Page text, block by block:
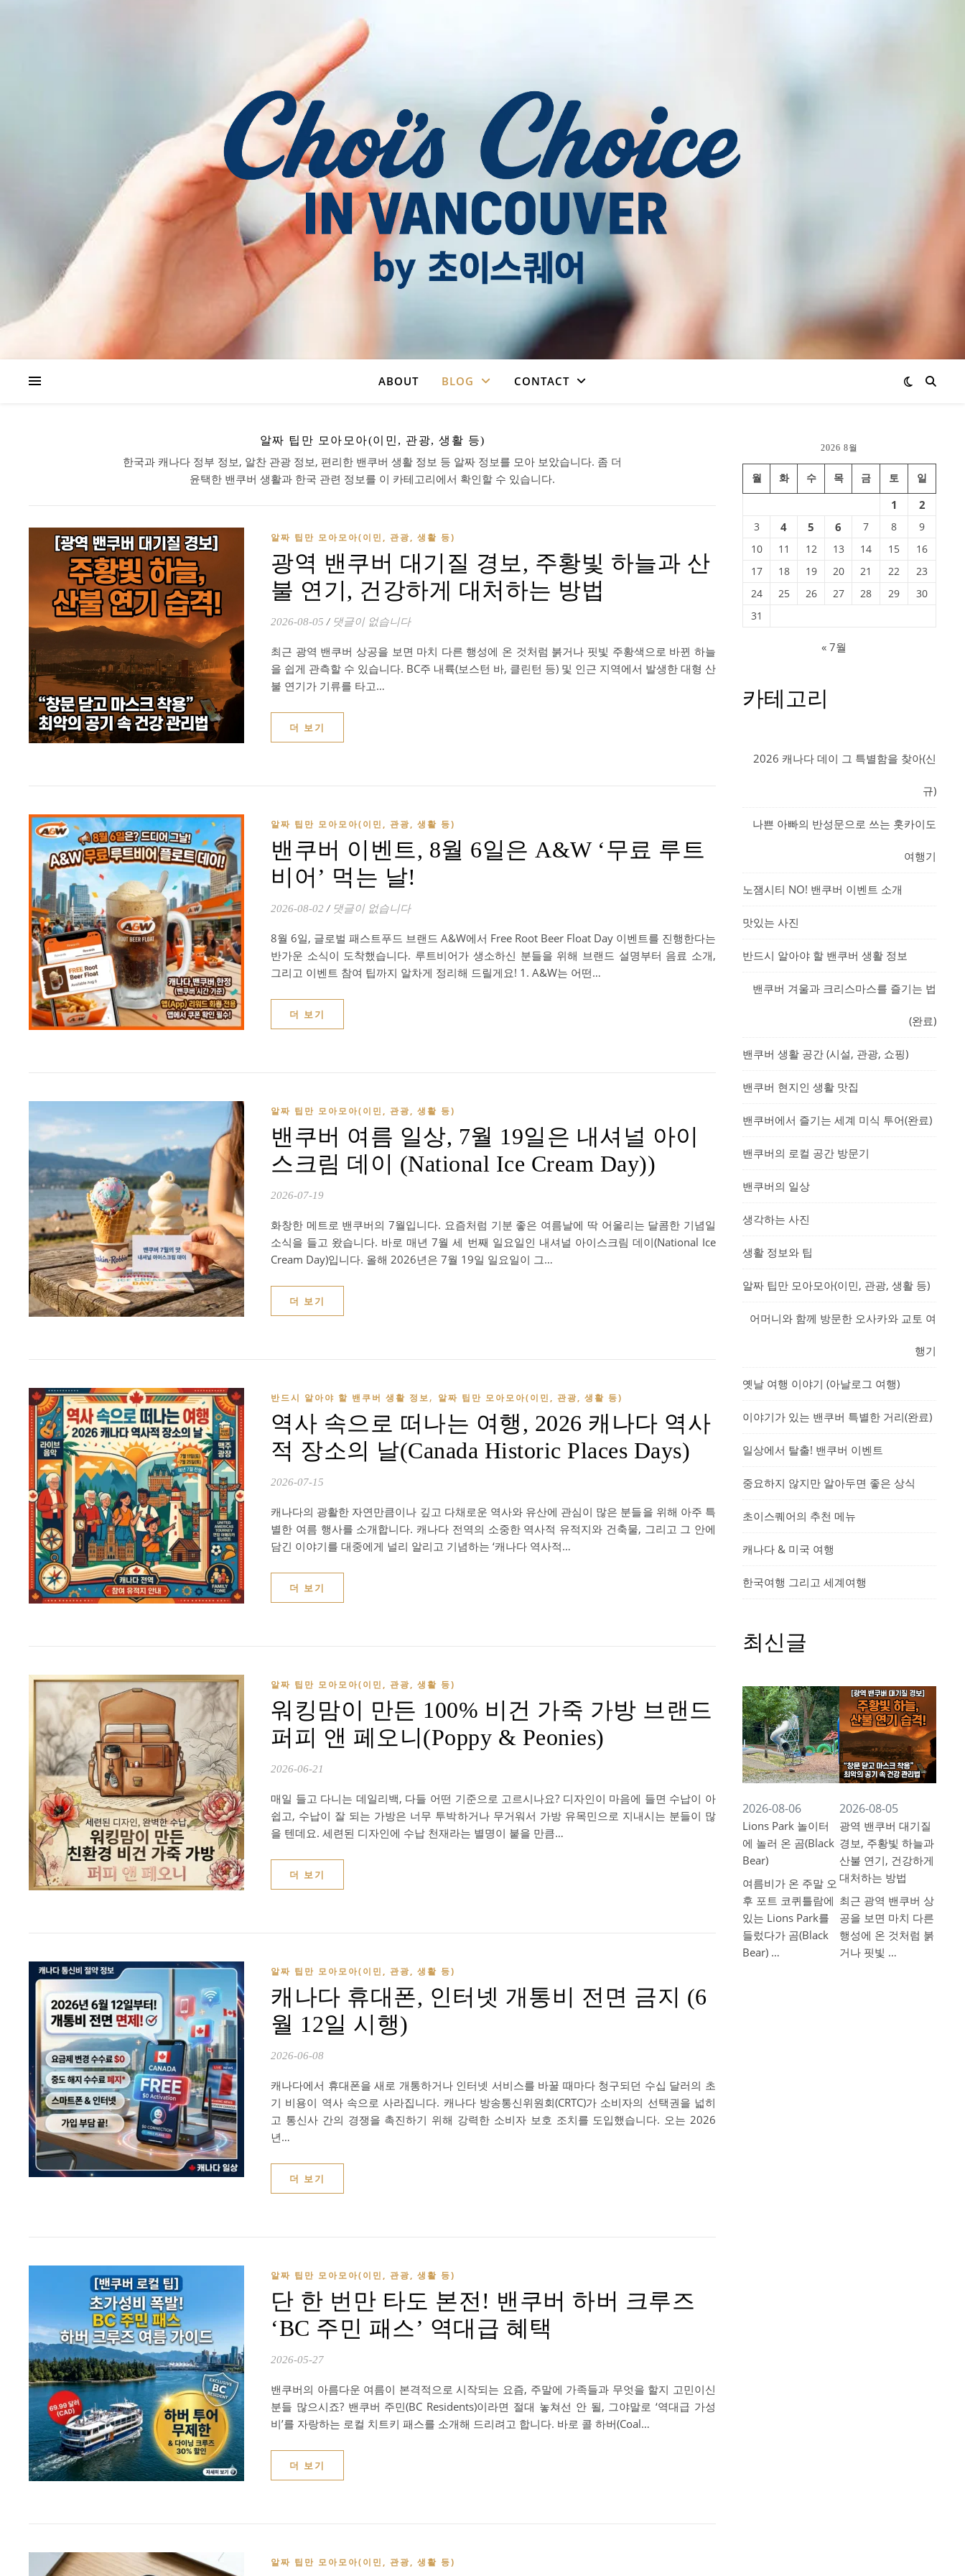
ABOUT BLOG CONTACT
알짜 팁만 모아모아(이민, 관광, 생활 등)
한국과 캐나다 정부 정보, 알찬 관광 정보, 편리한 밴쿠버 생활 정보 등 알짜 정보를 모아 보았습니다. 좀 더
윤택한 밴쿠버 생활과 한국 관련 정보를 이 카테고리에서 확인할 수 있습니다.
알짜 팁만 모아모아(이민, 관광, 생활 등)
광역 밴쿠버 대기질 경보, 주황빛 하늘과 산
불 연기, 건강하게 대처하는 방법
2026-08-05 / 댓글이 없습니다
최근 광역 밴쿠버 상공을 보면 마치 다른 행성에 온 것처럼 붉거나 핏빛 주황색으로 바뀐 하늘
을 쉽게 관측할 수 있습니다. BC주 내륙(보스턴 바, 클린턴 등) 및 인근 지역에서 발생한 대형 산
불 연기가 기류를 타고…
더 보기
알짜 팁만 모아모아(이민, 관광, 생활 등)
밴쿠버 이벤트, 8월 6일은 A&W ‘무료 루트
비어’ 먹는 날!
2026-08-02 / 댓글이 없습니다
8월 6일, 글로벌 패스트푸드 브랜드 A&W에서 Free Root Beer Float Day 이벤트를 진행한다는
반가운 소식이 도착했습니다. 루트비어가 생소하신 분들을 위해 브랜드 설명부터 음료 소개,
그리고 이벤트 참여 팁까지 알차게 정리해 드릴게요! 1. A&W는 어떤…
더 보기
알짜 팁만 모아모아(이민, 관광, 생활 등)
밴쿠버 여름 일상, 7월 19일은 내셔널 아이
스크림 데이 (National Ice Cream Day))
2026-07-19
화창한 메트로 밴쿠버의 7월입니다. 요즘처럼 기분 좋은 여름날에 딱 어울리는 달콤한 기념일
소식을 들고 왔습니다. 바로 매년 7월 세 번째 일요일인 내셔널 아이스크림 데이(National Ice
Cream Day)입니다. 올해 2026년은 7월 19일 일요일이 그…
더 보기
반드시 알아야 할 밴쿠버 생활 정보, 알짜 팁만 모아모아(이민, 관광, 생활 등)
역사 속으로 떠나는 여행, 2026 캐나다 역사
적 장소의 날(Canada Historic Places Days)
2026-07-15
캐나다의 광활한 자연만큼이나 깊고 다채로운 역사와 유산에 관심이 많은 분들을 위해 아주 특
별한 여름 행사를 소개합니다. 캐나다 전역의 소중한 역사적 유적지와 건축물, 그리고 그 안에
담긴 이야기를 대중에게 널리 알리고 기념하는 ‘캐나다 역사적…
더 보기
알짜 팁만 모아모아(이민, 관광, 생활 등)
워킹맘이 만든 100% 비건 가죽 가방 브랜드
퍼피 앤 페오니(Poppy & Peonies)
2026-06-21
매일 들고 다니는 데일리백, 다들 어떤 기준으로 고르시나요? 디자인이 마음에 들면 수납이 아
쉽고, 수납이 잘 되는 가방은 너무 투박하거나 무거워서 가방 유목민으로 지내시는 분들이 많
을 텐데요. 세련된 디자인에 수납 천재라는 별명이 붙을 만큼…
더 보기
알짜 팁만 모아모아(이민, 관광, 생활 등)
캐나다 휴대폰, 인터넷 개통비 전면 금지 (6
월 12일 시행)
2026-06-08
캐나다에서 휴대폰을 새로 개통하거나 인터넷 서비스를 바꿀 때마다 청구되던 수십 달러의 초
기 비용이 역사 속으로 사라집니다. 캐나다 방송통신위원회(CRTC)가 소비자의 선택권을 넓히
고 통신사 간의 경쟁을 촉진하기 위해 강력한 소비자 보호 조치를 도입했습니다. 오는 2026
년…
더 보기
알짜 팁만 모아모아(이민, 관광, 생활 등)
단 한 번만 타도 본전! 밴쿠버 하버 크루즈
‘BC 주민 패스’ 역대급 혜택
2026-05-27
밴쿠버의 아름다운 여름이 본격적으로 시작되는 요즘, 주말에 가족들과 무엇을 할지 고민이신
분들 많으시죠? 밴쿠버 주민(BC Residents)이라면 절대 놓쳐선 안 될, 그야말로 ‘역대급 가성
비’를 자랑하는 로컬 치트키 패스를 소개해 드리려고 합니다. 바로 콜 하버(Coal…
더 보기
알짜 팁만 모아모아(이민, 관광, 생활 등)
2026 8월
월 화 수 목 금 토 일
1 2
3 4 5 6 7 8
9
10
11 12 13 14 15
16
17
18 19 20 21 22
23
24
25 26 27 28 29
30
31
« 7월
카테고리
2026 캐나다 데이 그 특별함을 찾아(신
규)
나쁜 아빠의 반성문으로 쓰는 홋카이도
여행기
노잼시티 NO! 밴쿠버 이벤트 소개
맛있는 사진
반드시 알아야 할 밴쿠버 생활 정보
밴쿠버 겨울과 크리스마스를 즐기는 법
(완료)
밴쿠버 생활 공간 (시설, 관광, 쇼핑)
밴쿠버 현지인 생활 맛집
밴쿠버에서 즐기는 세계 미식 투어(완료)
밴쿠버의 로컬 공간 방문기
밴쿠버의 일상
생각하는 사진
생활 정보와 팁
알짜 팁만 모아모아(이민, 관광, 생활 등)
어머니와 함께 방문한 오사카와 교토 여
행기
옛날 여행 이야기 (아날로그 여행)
이야기가 있는 밴쿠버 특별한 거리(완료)
일상에서 탈출! 밴쿠버 이벤트
중요하지 않지만 알아두면 좋은 상식
초이스퀘어의 추천 메뉴
캐나다 & 미국 여행
한국여행 그리고 세계여행
최신글
2026-08-06
Lions Park 놀이터
에 놀러 온 곰(Black
Bear)
여름비가 온 주말 오
후 포트 코퀴틀람에
있는 Lions Park를
들렀다가 곰(Black
Bear) …
2026-08-05
광역 밴쿠버 대기질
경보, 주황빛 하늘과
산불 연기, 건강하게
대처하는 방법
최근 광역 밴쿠버 상
공을 보면 마치 다른
행성에 온 것처럼 붉
거나 핏빛 …